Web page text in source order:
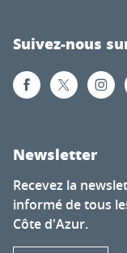
Suivez-nous
Newsletter
Recevez la
informé de tous
Côte d'Azur.